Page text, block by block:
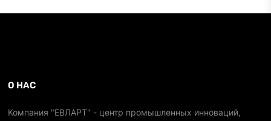
О НАС
Компания "ЕВЛАРТ" - центр промышленных инноваций,